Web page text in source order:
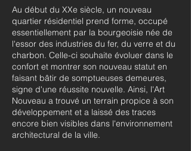
Au début du XXe siècle, un nouveau
quartier résidentiel prend forme, occupé
essentiellement par la bourgeoisie née de
l'essor des industries du fer, du verre et du
charbon. Celle-ci souhaite évoluer dans le
confort et montrer son nouveau statut en
faisant bâtir de somptueuses demeures,
signe d'une réussite nouvelle. Ainsi, l'Art
Nouveau a trouvé un terrain propice à son
développement et a laissé des traces
encore bien visibles dans l'environnement
architectural de la ville.